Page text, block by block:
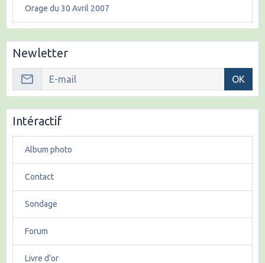
Orage du 30 Avril 2007
Newletter
OK
Intéractif
Album photo
Contact
Sondage
Forum
Livre d'or